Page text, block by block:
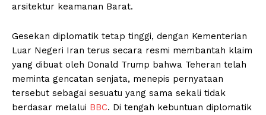
arsitektur keamanan Barat.
Gesekan diplomatik tetap tinggi, dengan Kementerian
Luar Negeri Iran terus secara resmi membantah klaim
yang dibuat oleh Donald Trump bahwa Teheran telah
meminta gencatan senjata, menepis pernyataan
tersebut sebagai sesuatu yang sama sekali tidak
berdasar melalui BBC. Di tengah kebuntuan diplomatik